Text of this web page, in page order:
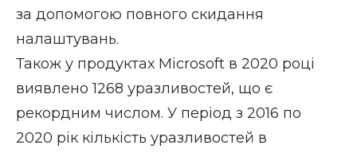
за допомогою повного скидання
налаштувань.
Також у продуктах Microsoft в 2020 році
виявлено 1268 уразливостей, що є
рекордним числом. У період з 2016 по
2020 рік кількість уразливостей в